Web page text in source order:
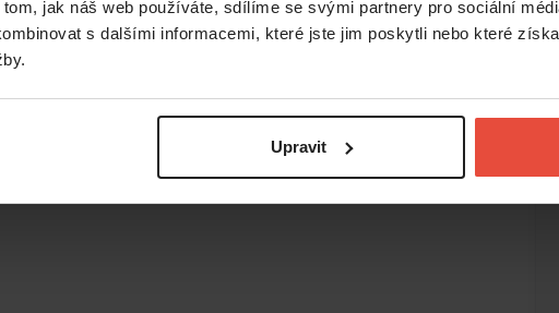
jak náš web používáte, sdílíme se svými partnery pro sociální
s dalšími informacemi, které jste jim poskytli nebo které
Upravit